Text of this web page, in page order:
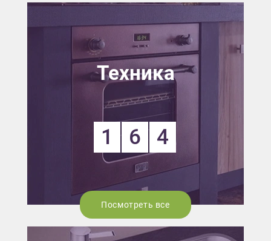
Техника
1 6 4
Посмотреть все